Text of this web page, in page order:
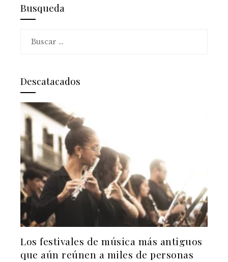
Busqueda
Descatacados
Los festivales de música más antiguos
que aún reúnen a miles de personas